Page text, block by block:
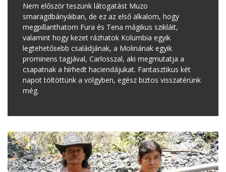
Nem először teszünk látogatást Muzo
smaragdbányáiban, de ez az első alkalom, hogy
megpillanthatom Fura és Tena mágikus szikláit,
valamint hogy kezet rázhatok Kolumbia egyik
legtehetősebb családjának, a Molinának egyik
prominens tagjával, Carlosszal, aki megmutatja a
csapatnak a hírhedt haciendájukat. Fantasztikus két
napot töltöttünk a völgyben, egész biztos visszatérünk
még.